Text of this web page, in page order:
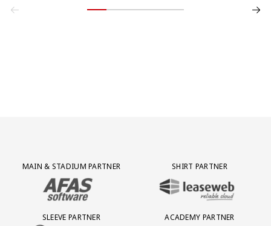
Partner Logos Grid
MAIN & STADIUM PARTNER
BEZOEK ONZE MAIN & STADIUM PARTNER AFAS SOFTWARE
SHIRT PARTNER
BEZOEK ONZE SHIRT PARTNER
SLEEVE PARTNER
ACADEMY PARTNER